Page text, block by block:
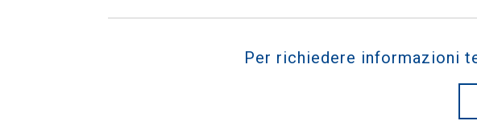
Per richiedere informazioni